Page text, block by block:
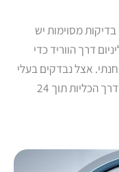
מסוימות יש
דרך הווריד כדי
אצל נבדקים בעלי
תפקוד כלייתי תקין, 90% מהחומר מופרש דרך הכליות תוך 24